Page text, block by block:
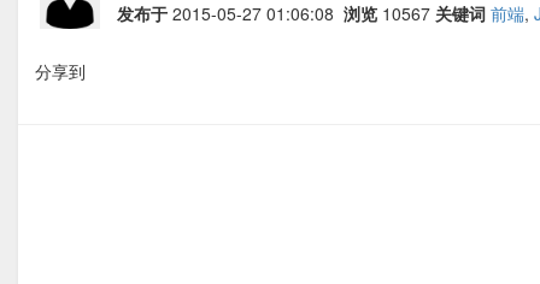
发布于 2015-05-27 01:06:08 浏览 10567 关键词 前端,
分享到